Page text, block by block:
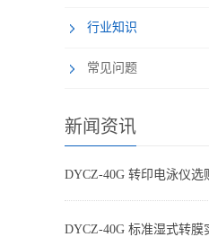
行业知识
常见问题
新闻资讯